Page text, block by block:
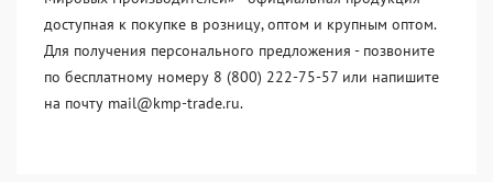
доступная к покупке в розницу, оптом и крупным оптом.
Для получения персонального предложения - позвоните
по бесплатному номеру 8 (800) 222-75-57 или напишите
на почту mail@kmp-trade.ru.